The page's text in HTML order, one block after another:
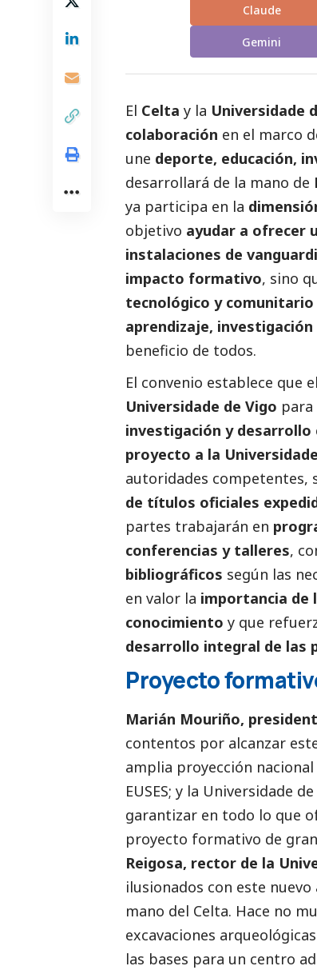
Claude
Gemini
El Celta y la Universidade
colaboración en el marco
une deporte, educación,
desarrollará de la mano de
ya participa en la
objetivo ayudar a ofrecer
instalaciones de
impacto formativo, sino
tecnológico y comunitario
aprendizaje,
beneficio de todos.
El convenio establece que el
Universidade de Vigo para
investigación y
proyecto a la Universidade
autoridades competentes,
de títulos oficiales
partes trabajarán en
conferencias y talleres,
bibliográficos según las
en valor la importancia de
conocimiento y que
desarrollo integral de las
Proyecto
Marián Mouriño,
contentos por alcanzar
amplia proyección
EUSES; y la Universidade
garantizar en todo lo que
proyecto formativo de
Reigosa, rector de la
ilusionados con este
mano del Celta. Hace no
excavaciones
las bases para un centro